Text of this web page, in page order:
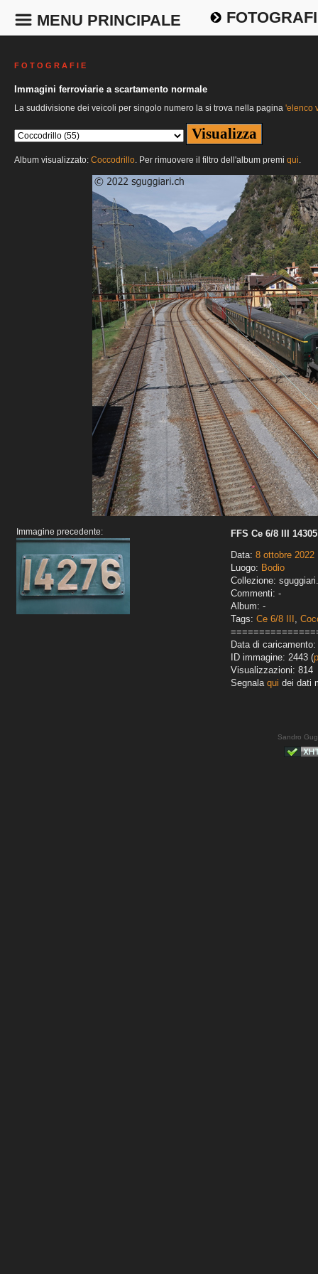
MENU PRINCIPALE
F O T O G R A F I E
Immagini ferroviarie a scartamento normale
La suddivisione dei veicoli per singolo numero la si trova nella pagina 'elenco
Album visualizzato: Coccodrillo. Per rimuovere il filtro dell'album premi qui.
Immagine precedente:
FFS Ce 6/8 III 14305
Data: 8 ottobre 2022
Luogo: Bodio
Collezione:
Commenti: -
Album: -
Tags: Ce 6/8 III ,
Data di
ID immagine: 2443 (
Visualizzazioni: 814
Segnala qui dei dati
Sandro